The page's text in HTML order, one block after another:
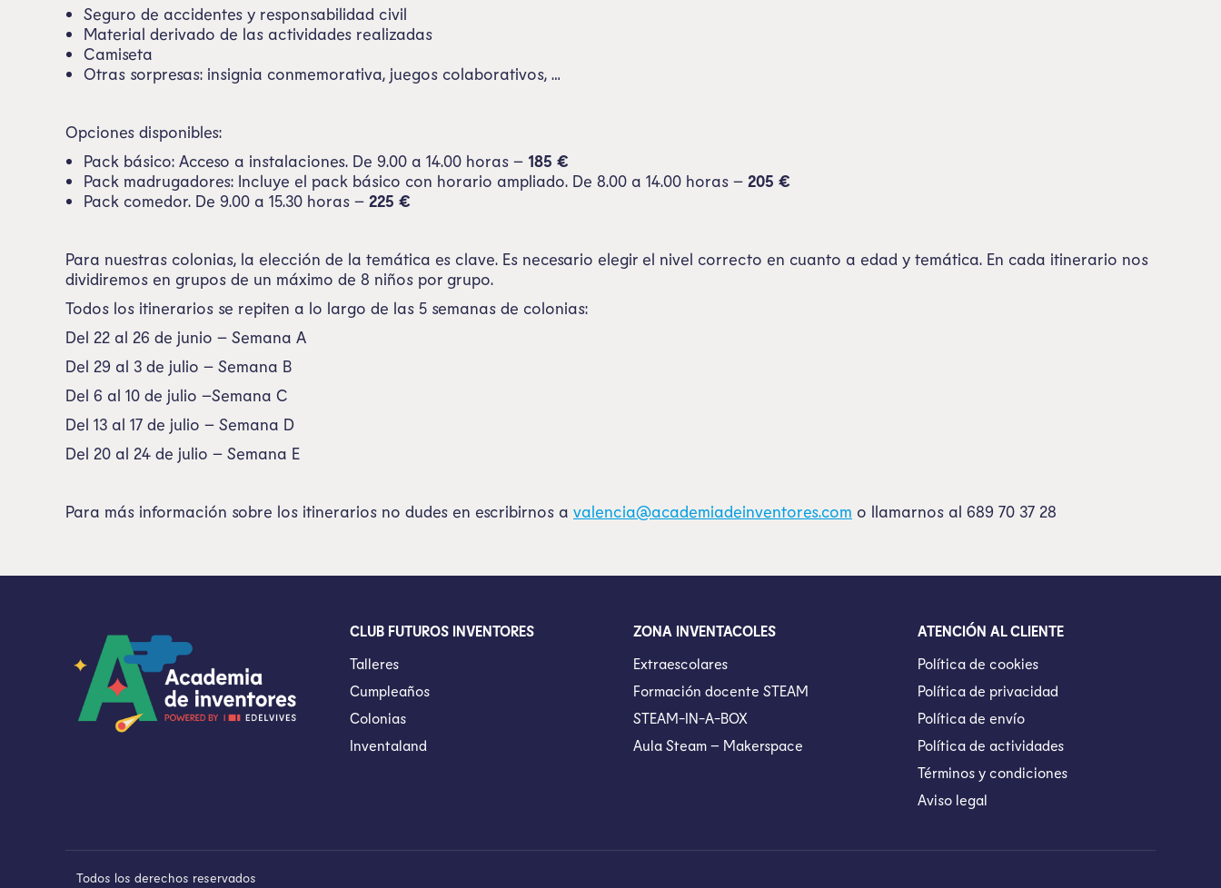
Seguro de accidentes y responsabilidad civil
Material derivado de las actividades realizadas
Camiseta
Otras sorpresas: insignia conmemorativa, juegos colaborativos, …
Opciones disponibles:
Pack básico: Acceso a instalaciones. De 9.00 a 14.00 horas – 185 €
Pack madrugadores: Incluye el pack básico con horario ampliado. De 8.00 a 14.00 horas – 205 €
Pack comedor. De 9.00 a 15.30 horas – 225 €
Para nuestras colonias, la elección de la temática es clave. Es necesario elegir el nivel correcto en cuanto a edad y temática. En cada itinerario nos
dividiremos en grupos de un máximo de 8 niños por grupo.
Todos los itinerarios se repiten a lo largo de las 5 semanas de colonias:
Del 22 al 26 de junio – Semana A
Del 29 al 3 de julio – Semana B
Del 6 al 10 de julio –Semana C
Del 13 al 17 de julio – Semana D
Del 20 al 24 de julio – Semana E
Para más información sobre los itinerarios no dudes en escribirnos a valencia@academiadeinventores.com o llamarnos al 689 70 37 28
CLUB FUTUROS INVENTORES
Talleres
Cumpleaños
Colonias
Inventaland
ZONA INVENTACOLES
Extraescolares
Formación docente STEAM
STEAM-IN-A-BOX
Aula Steam – Makerspace
ATENCIÓN AL CLIENTE
Política de cookies
Política de privacidad
Política de envío
Política de actividades
Términos y condiciones
Aviso legal
Todos los derechos reservados